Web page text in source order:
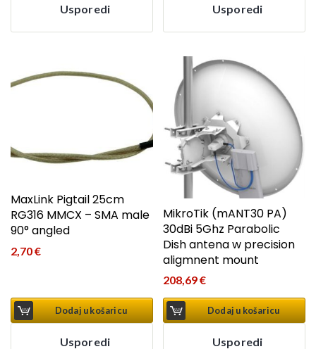
Usporedi Usporedi
MaxLink Pigtail 25cm
RG316 MMCX – SMA male
90° angled
2,70€
Dodaj u košaricu
Usporedi
MikroTik (mANT30 PA)
30dBi 5Ghz Parabolic
Dish antena w precision
aligmnent mount
208,69€
Dodaj u košaricu
Usporedi